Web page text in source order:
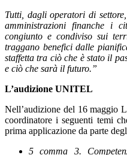
Tutti, dagli operatori di
amministrazioni finanche i
congiunto e condiviso sui
traggano benefici dalle
staffetta tra ciò che è stato il
e ciò che sarà il futuro.”
L’audizione UNITEL
Nell’audizione del 16 maggio
coordinatore i seguenti temi
prima applicazione da parte
5 comma 3.